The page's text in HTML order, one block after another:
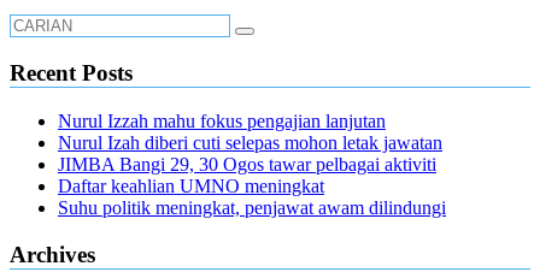
Recent Posts
Nurul Izzah mahu fokus pengajian lanjutan
Nurul Izah diberi cuti selepas mohon letak jawatan
JIMBA Bangi 29, 30 Ogos tawar pelbagai aktiviti
Daftar keahlian UMNO meningkat
Suhu politik meningkat, penjawat awam dilindungi
Archives